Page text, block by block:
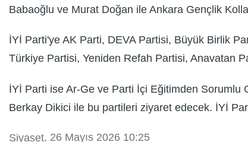
Babaoğlu ve Murat Doğan ile Ankara Gençlik
İYİ Parti'ye AK Parti, DEVA Partisi, Büyük Birlik
Türkiye Partisi, Yeniden Refah Partisi, Anavatan
İYİ Parti ise Ar-Ge ve Parti İçi Eğitimden Sorumlu
Berkay Dikici ile bu partileri ziyaret edecek. İYİ
Siyaset, 26 Mayıs 2026 10:25